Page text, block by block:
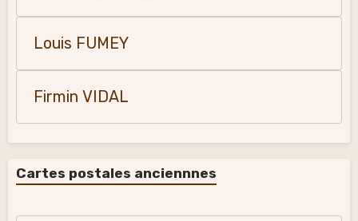
Louis FUMEY
Firmin VIDAL
Cartes postales anciennnes